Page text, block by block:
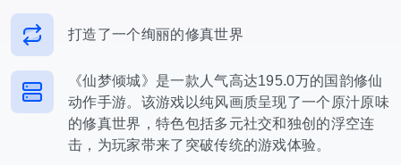
打造了一个绚丽的修真世界
《仙梦倾城》是一款人气高达195.0万的国韵修仙
动作手游。该游戏以纯风画质呈现了一个原汁原味
的修真世界，特色包括多元社交和独创的浮空连
击，为玩家带来了突破传统的游戏体验。